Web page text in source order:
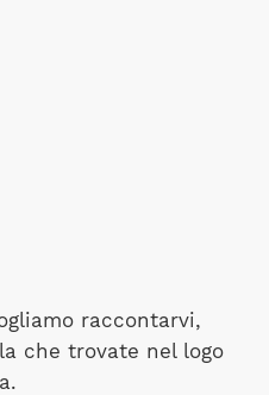
raccontarvi,
che trovate nel logo